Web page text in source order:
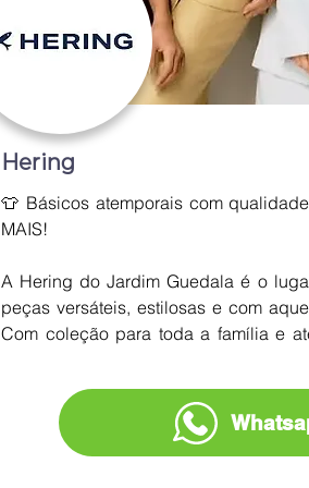
Hering
👕 Básicos atemporais com
MAIS!
A Hering do Jardim Guedala é o
peças versáteis, estilosas e com
Com coleção para toda a família e
perfeito para renovar o guarda-
essencial. 👚🧡